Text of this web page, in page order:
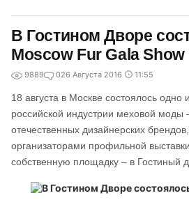
В Гостином Дворе
Moscow Fur Gala Show
9889 026 Августа 2016 11:55
18 августа в Москве состоялось одно
российской индустрии меховой моды
отечественных дизайнерских
организаторами профильной
собственную площадку – в Гостиный